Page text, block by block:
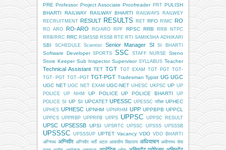
PRE Professor Project Associate Proofreader PRT PULISH
BHARTI
RAILWAY RAILWAY BHARTI RAILWAYS
RAILWEY
RECRUITMENT RESULT RESULTS RET RFO RIMC RO
RO ARO RO-ARO RO/ARO RPF RPSC RRB
RRB NTPC
RRB/RRC RRC RSMSSB RSSB RTE RTI SAMIKSHA ADHIKARI
SBI SCHEDULE Scientist Senior Manager SI SI BHARTI
Software Developer SPORTS SSC STAFF NURSE
Steno
Store Keeper Sub Inspector Supervisor SYLLABUS Teacher
Technical Assistant TET TGT TGT EXAM TGT PGT TGT-
TGT- PGT TGT--PGT TGT-PGT Tradesman Typist UG UGC
UGC NET UGC NET EXAM UGC-NET UHESC UKPSC UP UP
POLICE
UP NHM UP POLICE UP POLICE BHARTI
UP
POLICE SI
UP SI UPCATET UPESSC UPESSC परीक्षा UPHEC
UPHES UPHESC UPNHM UPNRHM UPP UPPBPB UPPCL
UPPCS UPPRBP UPPRPB UPPS UPPSC UPPSC RESULT
UPSC UPSESSB UPSI UPSRTC UPSSC UPSSS UPSSSB
UPSSSC UPSSSUP UPTET Vacancy VDO VDO BHARTI
अग्निपथ अग्निवीर अग्निवीर भर्ती अटल आवासीय विद्यालय अधियाचन अधीनस्थ सेवा